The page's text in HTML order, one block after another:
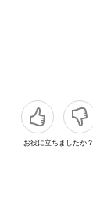
お役に立ちましたか？